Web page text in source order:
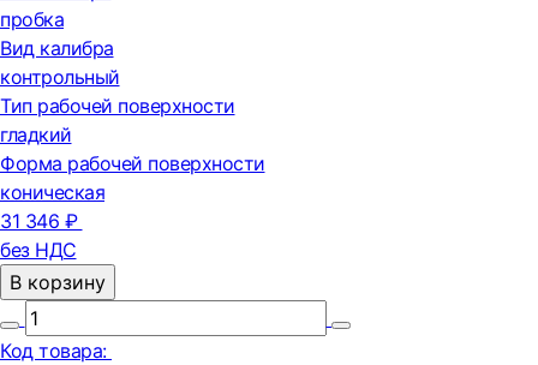
пробка
Вид калибра
контрольный
Тип рабочей поверхности
гладкий
Форма рабочей поверхности
коническая
31 346 ₽
без НДС
В корзину
Код товара: